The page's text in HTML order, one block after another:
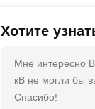
Хотите
Мне интересно
кВ не могли бы
Спасибо!